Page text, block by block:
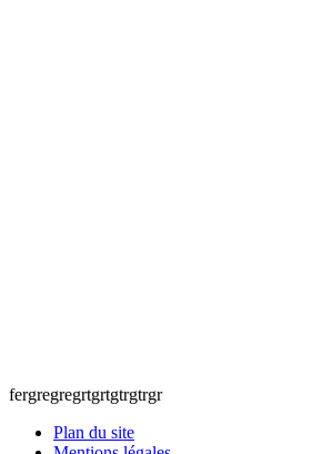
fergregregrtgrtgtrgtrgr
Plan du site